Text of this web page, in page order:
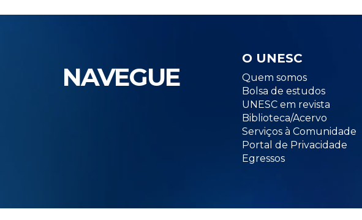
NAVEGUE
O UNESC
Quem somos
Bolsa de estudos
UNESC em revista
Biblioteca/Acervo
Serviços à Comunidade
Portal de Privacidade
Egressos